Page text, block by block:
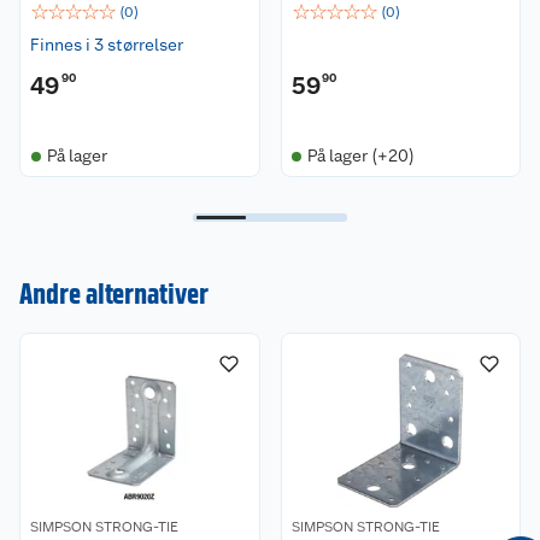
☆☆☆☆☆ (0)
Finnes i 3 størrelser
4990
På lager
☆☆☆☆☆ (0)
5990
På lager (+20)
Andre alternativer
SIMPSON STRONG-TIE SIMPSON STRONG-TIE
Våre butikker
Våre merkevarer
Angre- og returrett
Reklamasjon og garanti
Ofte stilte spørsmål